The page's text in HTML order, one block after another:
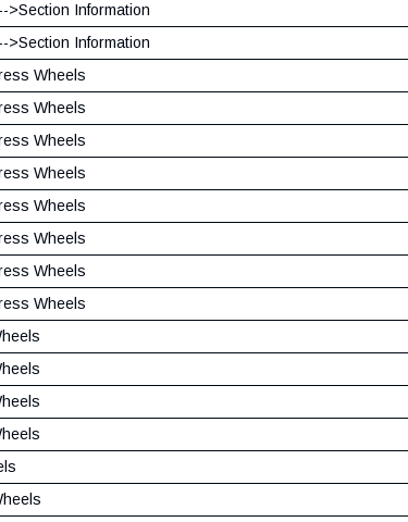
>Section Information
>Section Information
Wheels
Wheels
Wheels
Wheels
Wheels
Wheels
Wheels
Wheels